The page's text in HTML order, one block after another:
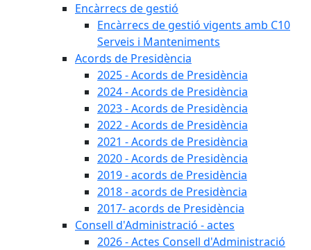
Encàrrecs de gestió
Encàrrecs de gestió vigents amb C10
Serveis i Manteniments
Acords de Presidència
2025 - Acords de Presidència
2024 - Acords de Presidència
2023 - Acords de Presidència
2022 - Acords de Presidència
2021 - Acords de Presidència
2020 - Acords de Presidència
2019 - acords de Presidència
2018 - acords de Presidència
2017- acords de Presidència
Consell d'Administració - actes
2026 - Actes Consell d'Administració